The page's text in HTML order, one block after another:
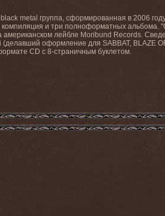
black metal группа, сформированная в 2006
компиляция и три полноформатных
лейбле Moribund Records.
(делавший оформление для SABBAT, BLAZE
CD с 8-страничным буклетом.